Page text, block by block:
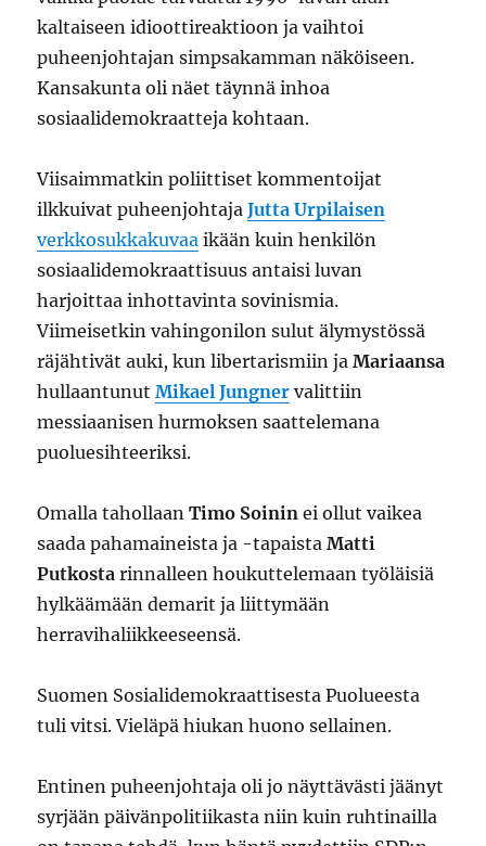
kaltaiseen idioottireaktioon ja vaihtoi
puheenjohtajan simpsakamman näköiseen.
Kansakunta oli näet täynnä inhoa
sosiaalidemokraatteja kohtaan.
Viisaimmatkin poliittiset kommentoijat
ilkkuivat puheenjohtajaJutta Urpilaisen
verkkosukkakuvaa ikään kuin henkilön
sosiaalidemokraattisuus antaisi luvan
harjoittaa inhottavinta sovinismia.
Viimeisetkin vahingonilon sulut älymystössä
räjähtivät auki, kun libertarismiin jaMariaansa
hullaantunutMikael Jungner valittiin
messiaanisen hurmoksen saattelemana
puoluesihteeriksi.
Omalla tahollaanTimo Soinin ei ollut vaikea
saada pahamaineista ja -tapaistaMatti
Putkosta rinnalleen houkuttelemaan työläisiä
hylkäämään demarit ja liittymään
herravihaliikkeeseensä.
Suomen Sosialidemokraattisesta Puolueesta
tuli vitsi. Vieläpä hiukan huono sellainen.
Entinen puheenjohtaja oli jo näyttävästi jäänyt
syrjään päivänpolitiikasta niin kuin ruhtinailla